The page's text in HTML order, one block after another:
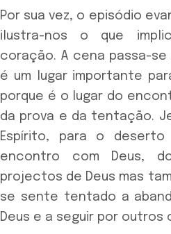
Por sua vez, o episódio
ilustra-nos o que
coração. A cena passa-
é um lugar importante
porque é o lugar do
da prova e da tentação.
Espírito, para o
encontro com Deus,
projectos de Deus mas
se sente tentado a
Deus e a seguir por outros